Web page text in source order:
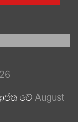
වේ August